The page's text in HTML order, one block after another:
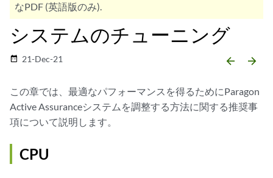
なPDF (英語版のみ).
システムのチューニング
date_range 21-Dec-21 arrow_backward arrow_forward
この章では、最適なパフォーマンスを得るためにParagon
Active Assuranceシステムを調整する方法に関する推奨事
項について説明します。
CPU